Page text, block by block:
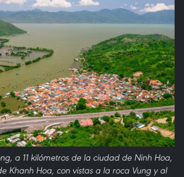
a 11 kilómetros de la ciudad de Ninh Hoa,
Khanh Hoa, con vistas a la roca Vung y al